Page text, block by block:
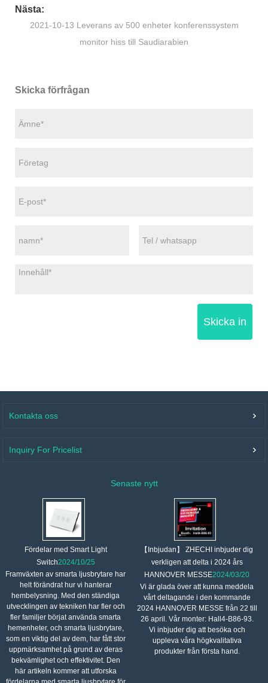
Nästa:
2021-10-13 Leverans av 500 enheter konferenssystem
monitor hiss till Saudiarabien
Skicka förfrågan
Skicka in
Kontakta oss
Inquiry For Pricelist
Senaste nytt
Fördelar med Smart Light
Switch2024/10/25
Framväxten av smarta ljusbrytare har
helt förändrat hur vi hanterar
hembelysning. Med den ständiga
utvecklingen av tekniken har fler och
fler familjer börjat använda smarta
hemenheter, och smarta ljusbrytare,
som en viktig del av dem, har fått stor
uppmärksamhet på grund av deras
bekvämlighet och effektivitet. Den
här artikeln kommer att utforska
【Inbjudan】 ZHECHI inbjuder dig
verkligen att delta i 2024 års
HANNOVER MESSE2024/03/20
Vi är glada över att kunna meddela
vårt deltagande i den kommande
2024 HANNOVER MESSE från 22 till
26 april. Vår monter: Hall4-B86-93.
Vi inbjuder dig att besöka och
uppleva våra högkvalitativa
produkter från första hand.